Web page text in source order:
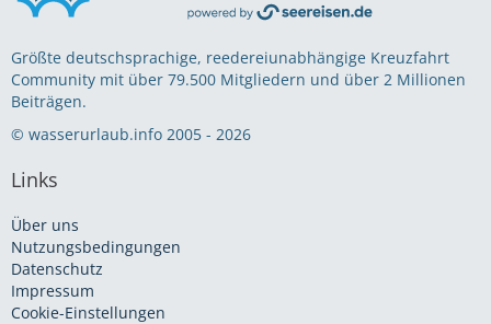
Größte deutschsprachige, reedereiunabhängige Kreuzfahrt
Community mit über 79.500 Mitgliedern und über 2 Millionen
Beiträgen.
© wasserurlaub.info 2005 - 2026
Links
Über uns
Nutzungsbedingungen
Datenschutz
Impressum
Cookie-Einstellungen